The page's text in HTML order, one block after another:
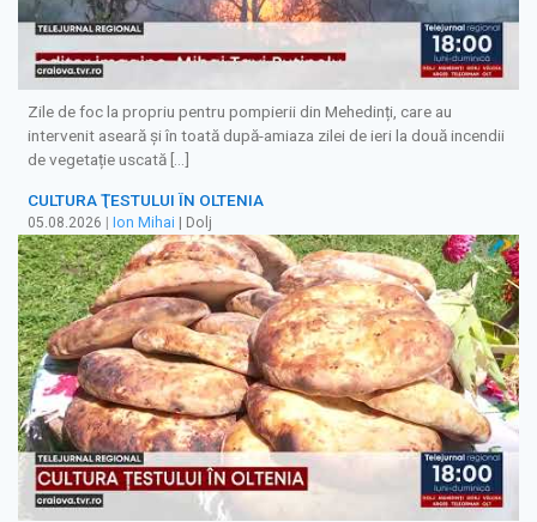
Zile de foc la propriu pentru pompierii din Mehedinți, care au
intervenit aseară și în toată după-amiaza zilei de ieri la două incendii
de vegetație uscată […]
CULTURA ŢESTULUI ÎN OLTENIA
05.08.2026 Ion Mihai | Dolj